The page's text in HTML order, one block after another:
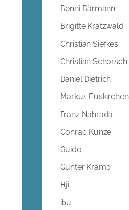
Benni Bärmann
Brigitte Kratzwald
Christian Siefkes
Christian Schorsch
Daniel Dietrich
Markus Euskirchen
Franz Nahrada
Conrad Kunze
Guido
Gunter Kramp
Hji
ibu